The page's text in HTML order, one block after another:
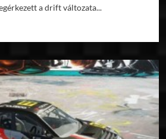
a drift változata...